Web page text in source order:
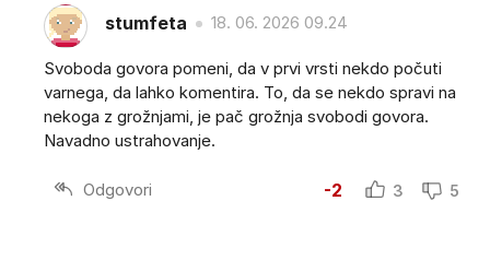
stumfeta 18. 06. 2026 09.24
Svoboda govora pomeni, da v prvi vrsti nekdo počuti
varnega, da lahko komentira. To, da se nekdo spravi na
nekoga z grožnjami, je pač grožnja svobodi govora.
Navadno ustrahovanje.
Odgovori -2 3 5